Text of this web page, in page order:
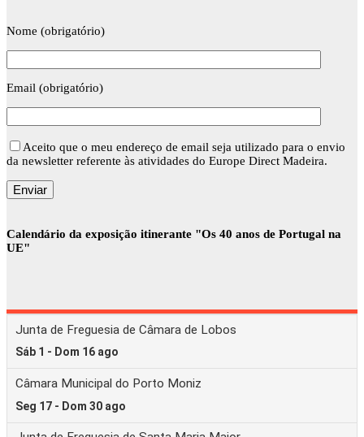
Nome (obrigatório)
Email (obrigatório)
Aceito que o meu endereço de email seja utilizado para o envio
da newsletter referente às atividades do Europe Direct Madeira.
Calendário da exposição itinerante "Os 40 anos de Portugal na
UE"